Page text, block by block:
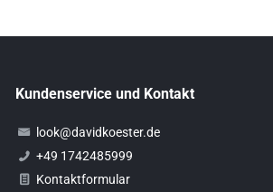
Kundenservice und Kontakt
look@davidkoester.de
+49 1742485999
Kontaktformular